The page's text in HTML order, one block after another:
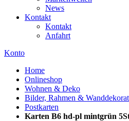
News
Kontakt
Kontakt
Anfahrt
Konto
Home
Onlineshop
Wohnen & Deko
Bilder, Rahmen &
Postkarten
Karten B6 hd-pl mintgrün